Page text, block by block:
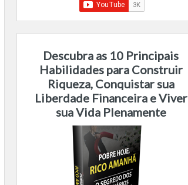
Descubra as 10 Principais
Habilidades para Construir
Riqueza, Conquistar sua
Liberdade Financeira e Viver
sua Vida Plenamente